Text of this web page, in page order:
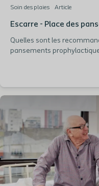
Soin des plaies Article
Escarre - Place des
Quelles sont les
pansements